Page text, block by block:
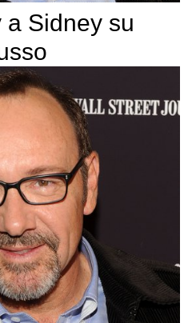
a Sidney su